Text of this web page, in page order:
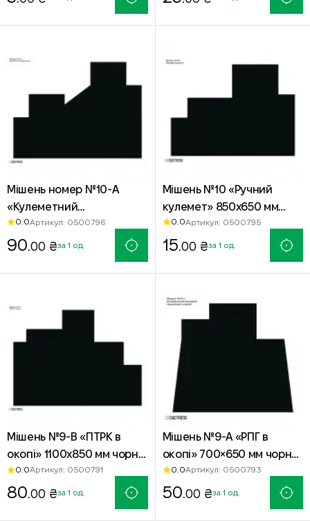
Мішень номер №10-А
«Кулеметний
розрахунок» 1100х850 мм
чорна
0.0Артикул: 0500796
90 .00 ₴за 1 од.
Мішень №10 «Ручний
кулемет» 850х650 мм
чорна — паперова
мішень для стрільби
0.0Артикул: 0500795
15 .00 ₴за 1 од.
Мішень №9-В «ПТРК в
окопі» 1100х850 мм чорна
— офсетний папір
0.0Артикул: 0500791
80.00 ₴за 1 од.
Мішень №9-А «РПГ в
окопі» 700×650 мм чорна
— офсетний папір
0.0Артикул: 0500793
50.00 ₴за 1 од.